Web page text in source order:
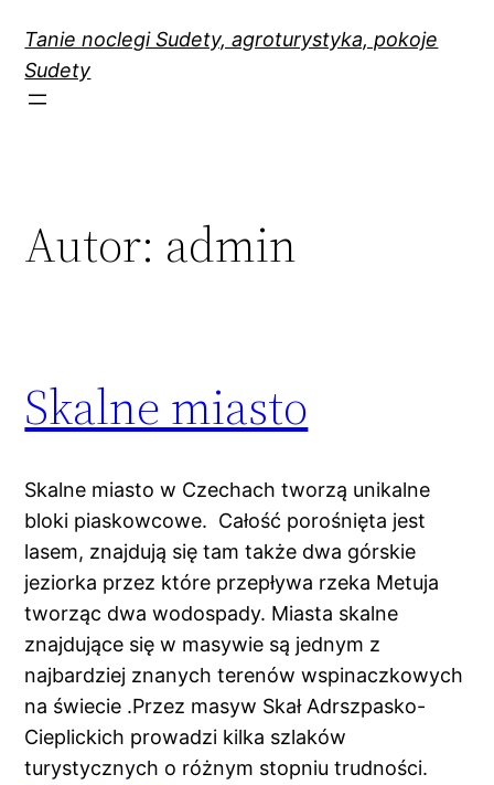
treści
Tanie noclegi Sudety, agroturystyka, pokoje
Sudety
Autor: admin
Skalne miasto
Skalne miasto w Czechach tworzą unikalne
bloki piaskowcowe. Całość porośnięta jest
lasem, znajdują się tam także dwa górskie
jeziorka przez które przepływa rzeka Metuja
tworząc dwa wodospady. Miasta skalne
znajdujące się w masywie są jednym z
najbardziej znanych terenów wspinaczkowych
na świecie .Przez masyw Skał Adrszpasko-
Cieplickich prowadzi kilka szlaków
turystycznych o różnym stopniu trudności.